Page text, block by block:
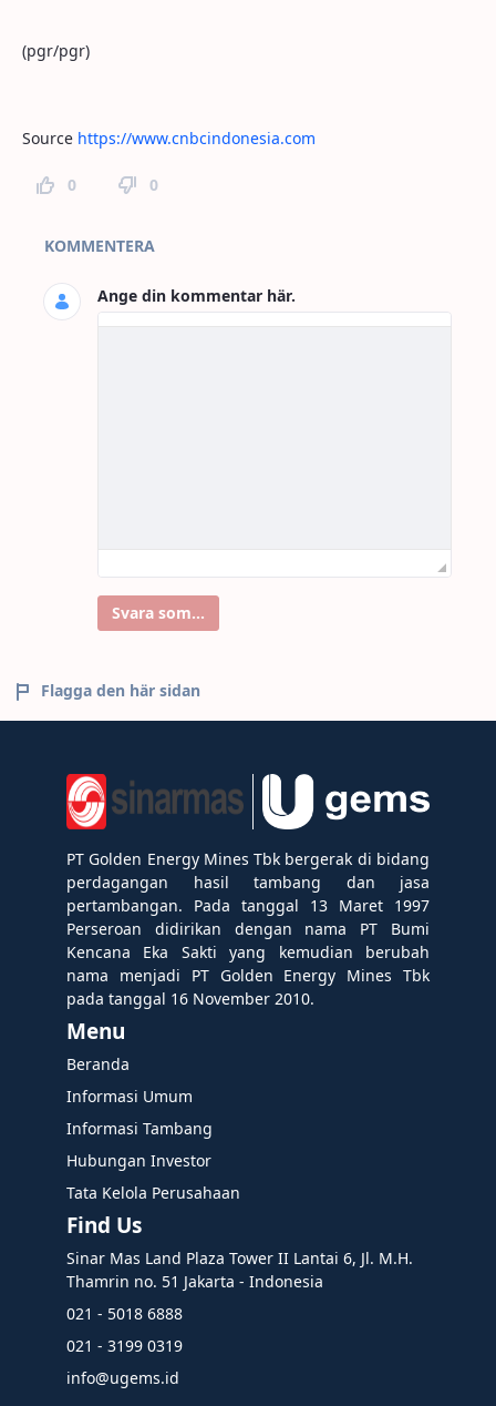
(pgr/pgr)
Source https://www.cnbcindonesia.com
0 0
Kommentarer
KOMMENTERA
Ange din kommentar här.
Svara som...
Flagga den här sidan
PT Golden Energy Mines Tbk bergerak di bidang
perdagangan hasil tambang dan jasa
pertambangan. Pada tanggal 13 Maret 1997
Perseroan didirikan dengan nama PT Bumi
Kencana Eka Sakti yang kemudian berubah
nama menjadi PT Golden Energy Mines Tbk
pada tanggal 16 November 2010.
Menu
Beranda
Informasi Umum
Informasi Tambang
Hubungan Investor
Tata Kelola Perusahaan
Find Us
Sinar Mas Land Plaza Tower II Lantai 6, Jl. M.H.
Thamrin no. 51 Jakarta - Indonesia
021 - 5018 6888
021 - 3199 0319
info@ugems.id